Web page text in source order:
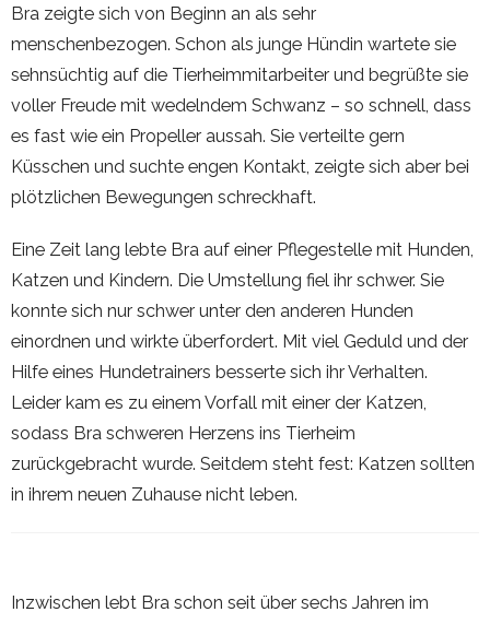
Bra zeigte sich von Beginn an als sehr
menschenbezogen. Schon als junge Hündin wartete sie
sehnsüchtig auf die Tierheimmitarbeiter und begrüßte sie
voller Freude mit wedelndem Schwanz – so schnell, dass
es fast wie ein Propeller aussah. Sie verteilte gern
Küsschen und suchte engen Kontakt, zeigte sich aber bei
plötzlichen Bewegungen schreckhaft.
Eine Zeit lang lebte Bra auf einer Pflegestelle mit Hunden,
Katzen und Kindern. Die Umstellung fiel ihr schwer. Sie
konnte sich nur schwer unter den anderen Hunden
einordnen und wirkte überfordert. Mit viel Geduld und der
Hilfe eines Hundetrainers besserte sich ihr Verhalten.
Leider kam es zu einem Vorfall mit einer der Katzen,
sodass Bra schweren Herzens ins Tierheim
zurückgebracht wurde. Seitdem steht fest: Katzen sollten
in ihrem neuen Zuhause nicht leben.
Inzwischen lebt Bra schon seit über sechs Jahren im